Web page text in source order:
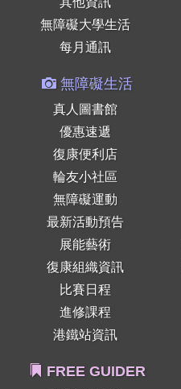
無障礙大學生活
每月通訊
無障礙生活
真人圖書館
優惠速遞
復康便利店
輪友小社區
無障礙運動
最新活動預告
展能藝術
復康組織資訊
比賽日程
進修課程
港鐵站資訊
FREE GUIDER